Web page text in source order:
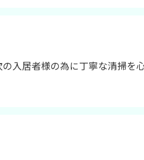
入居者様の為に丁寧な清掃を